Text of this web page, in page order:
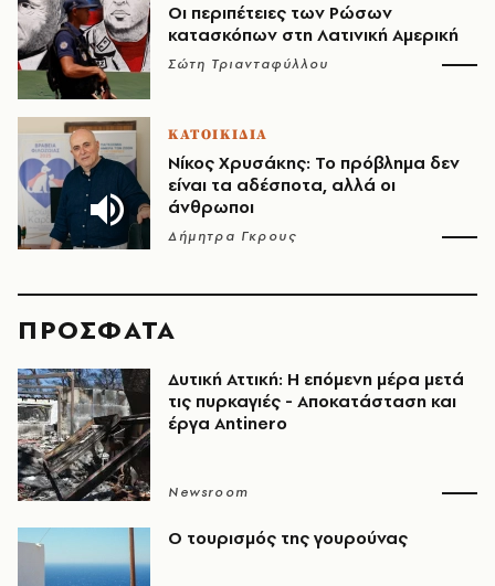
Οι περιπέτειες των Ρώσων
κατασκόπων στη Λατινική Αμερική
Σώτη Τριανταφύλλου
ΚΑΤΟΙΚΙΔΙΑ
Νίκος Χρυσάκης: Το πρόβλημα δεν
είναι τα αδέσποτα, αλλά οι
άνθρωποι
Δήμητρα Γκρους
ΠΡΟΣΦΑΤΑ
Δυτική Αττική: Η επόμενη μέρα μετά
τις πυρκαγιές - Αποκατάσταση και
έργα Antinero
Newsroom
Ο τουρισμός της γουρούνας